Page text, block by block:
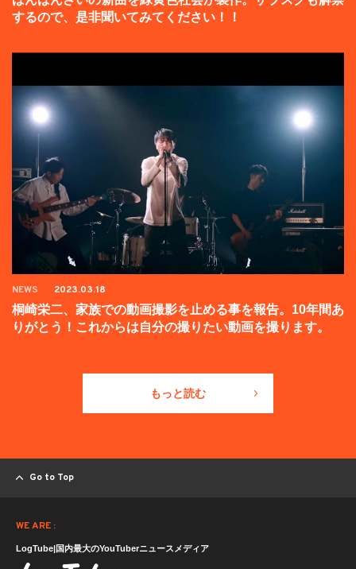
するので、是非聞いてみてください！！
NEWS 2023.03.18
桐崎栄二、家族での動画撮影を止める事を報告。10年間あ
りがとう！これからは自分の撮りたい動画を撮ります。
もっと読む
Go to Top
WE ARE :
LogTube|国内最大のYouTuberニュースメディア